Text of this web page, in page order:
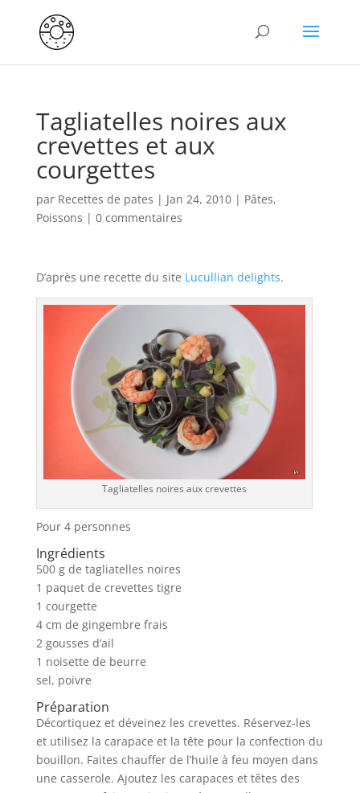
Tagliatelles noires aux
crevettes et aux
courgettes
par Recettes de pates | Jan 24, 2010| Pâtes,
Poissons | 0 commentaires
D’après une recette du site Lucullian delights.
Tagliatelles noires aux crevettes
Pour 4 personnes
Ingrédients
500 g de tagliatelles noires
1 paquet de crevettes tigre
1 courgette
4 cm de gingembre frais
2 gousses d’ail
1 noisette de beurre
sel, poivre
Préparation
Décortiquez et déveinez les crevettes. Réservez-les
et utilisez la carapace et la tête pour la confection du
bouillon. Faites chauffer de l’huile à feu moyen dans
une casserole. Ajoutez les carapaces et têtes des